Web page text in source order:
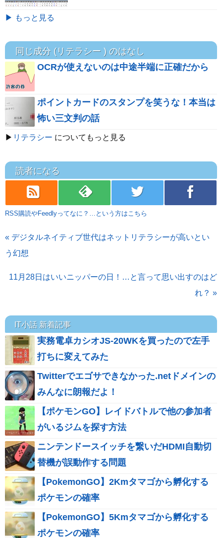
▶ もっと見る
同じ成分 (リテラシー ) のはなし
OCRが使えないのは中途半端に正確だから
ポイントカードのスタンプを笑うな！本当は
怖い三文判の話
▶ リテラシー についてもっと見る
読者になる
rss feedly twitter facebook
RSS購読やFeedlyってなに？…という方はこちら
« デジタルネイティブ世代はネットリテラシーが高いとい
う幻想
11月28日はいいニッパーの日！…と言って思い出すのはど
れ？ »
IT小話 新着記事
実務電卓カシオJS-20WKを買ったので左手
打ちに変えてみた
Twitterでエゴサできなかった.netドメインの
みんなに朗報だよ！
【ポケモンGO】レイドバトルで他の参加者
がいるジムを探す方法
ニンテンドースイッチを繋いだHDMI自動切
替機が誤動作する問題
【PokemonGO】2Kmタマゴから孵化する
ポケモンの確率
【PokemonGO】5Kmタマゴから孵化する
ポケモンの確率